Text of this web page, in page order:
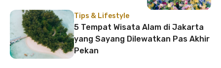
Tips & Lifestyle
5 Tempat Wisata Alam di Jakarta
yang Sayang Dilewatkan Pas Akhir
Pekan